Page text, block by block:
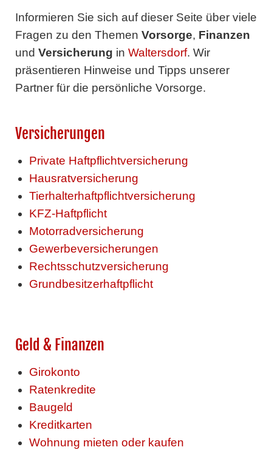
Informieren Sie sich auf dieser Seite über viele
Fragen zu den Themen Vorsorge, Finanzen
und Versicherung in Waltersdorf. Wir
präsentieren Hinweise und Tipps unserer
Partner für die persönliche Vorsorge.
Versicherungen
Private Haftpflichtversicherung
Hausratversicherung
Tierhalterhaftpflichtversicherung
KFZ-Haftpflicht
Motorradversicherung
Gewerbeversicherungen
Rechtsschutzversicherung
Grundbesitzerhaftpflicht
Geld & Finanzen
Girokonto
Ratenkredite
Baugeld
Kreditkarten
Wohnung mieten oder kaufen